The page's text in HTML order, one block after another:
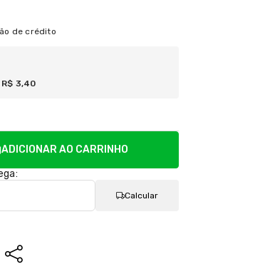
de crédito
R$ 3,40
ADICIONAR AO CARRINHO
Calcular